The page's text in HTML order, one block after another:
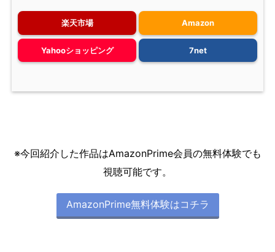
楽天市場 Amazon
Yahooショッピング 7net
※今回紹介した作品はAmazonPrime会員の無料体験でも
視聴可能です。
AmazonPrime無料体験はコチラ